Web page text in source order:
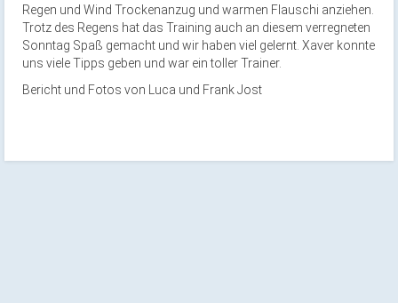
Regen und Wind Trockenanzug und warmen Flauschi anziehen.
Trotz des Regens hat das Training auch an diesem verregneten
Sonntag Spaß gemacht und wir haben viel gelernt. Xaver konnte
uns viele Tipps geben und war ein toller Trainer.
Bericht und Fotos von Luca und Frank Jost